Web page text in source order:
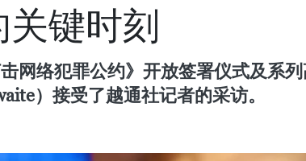
键时刻
网络犯罪公约》开放签署仪式及系
）接受了越通社记者的采访。